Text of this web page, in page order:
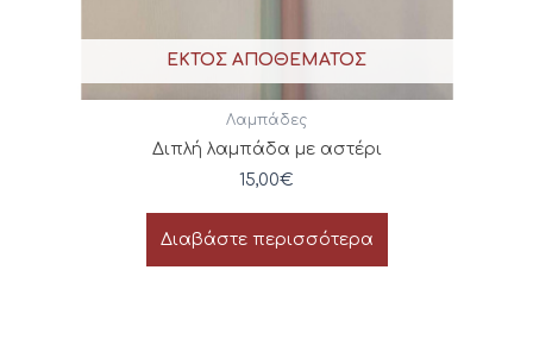
ΕΚΤΌΣ ΑΠΟΘΈΜΑΤΟΣ
Λαμπάδες
Διπλή λαμπάδα με αστέρι
15,00€
Διαβάστε περισσότερα